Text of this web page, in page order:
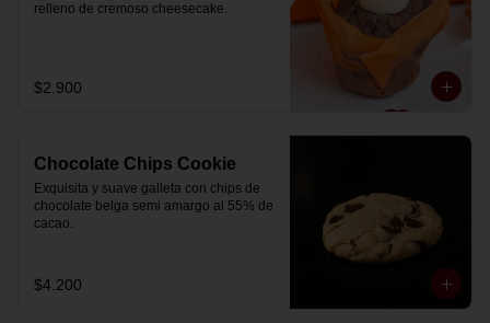
relleno de cremoso cheesecake.
$2.900
Chocolate Chips Cookie
Exquisita y suave galleta con chips de
chocolate belga semi amargo al 55% de
cacao.
$4.200